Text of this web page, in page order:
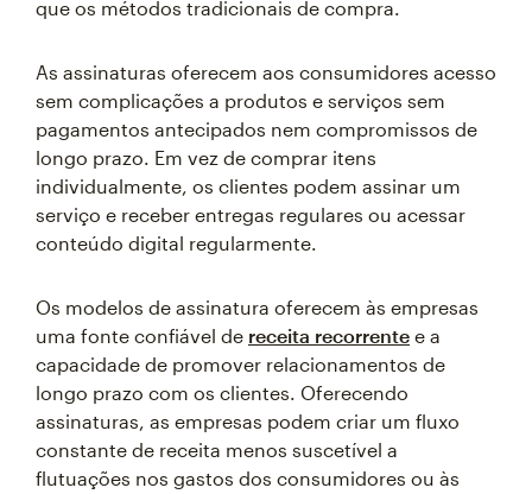
que os métodos tradicionais de compra.
As assinaturas oferecem aos consumidores acesso
sem complicações a produtos e serviços sem
pagamentos antecipados nem compromissos de
longo prazo. Em vez de comprar itens
individualmente, os clientes podem assinar um
serviço e receber entregas regulares ou acessar
conteúdo digital regularmente.
Os modelos de assinatura oferecem às empresas
uma fonte confiável de receita recorrente e a
capacidade de promover relacionamentos de
longo prazo com os clientes. Oferecendo
assinaturas, as empresas podem criar um fluxo
constante de receita menos suscetível a
flutuações nos gastos dos consumidores ou às